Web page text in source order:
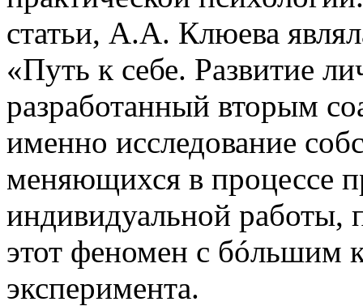
статьи, А.А. Клюева
«Путь к себе. Развитие
разработанный вторым
именно исследование
меняющихся в процессе
индивидуальной работы,
этот феномен с бóльшим
эксперимента.